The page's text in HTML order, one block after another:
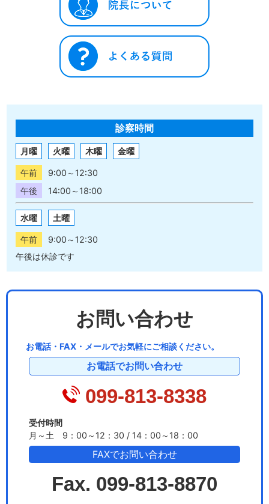
診察時間
月曜 火曜 木曜 金曜
午前
9:00～12:30
午後
14:00～18:00
水曜 土曜
午前
9:00～12:30
午後は休診です
お問い合わせ
お電話・FAX・メールでお気軽にご相談ください。
お電話でお問い合わせ
099-813-8338
受付時間
月～土 9：00～12：30 / 14：00～18：00
FAXでお問い合わせ
Fax. 099-813-8870